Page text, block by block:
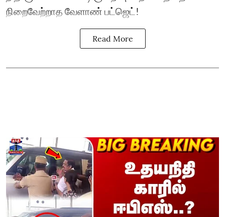
நிறைவேற்றாத வேளாண் பட்ஜெட்!
Read More